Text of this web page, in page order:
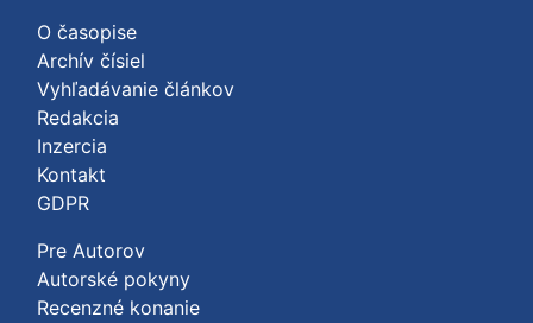
O časopise
Archív čísiel
Vyhľadávanie článkov
Redakcia
Inzercia
Kontakt
GDPR
Pre Autorov
Autorské pokyny
Recenzné konanie